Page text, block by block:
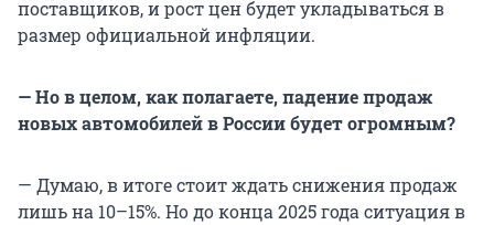
поставщиков, и рост цен будет укладываться в
размер официальной инфляции.
— Но в целом, как полагаете, падение продаж
новых автомобилей в России будет огромным?
— Думаю, в итоге стоит ждать снижения продаж
лишь на 10–15%. Но до конца 2025 года ситуация в